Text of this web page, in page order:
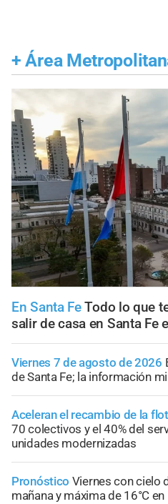
+ Área
En Santa FeTodo lo que
salir de casa en Santa Fe
Viernes 7 de agosto de 2026
de Santa Fe; la información
Aceleran el recambio de la
70 colectivos y el 40% del
unidades modernizadas
Pronóstico Viernes con cielo
mañana y máxima de 16°C